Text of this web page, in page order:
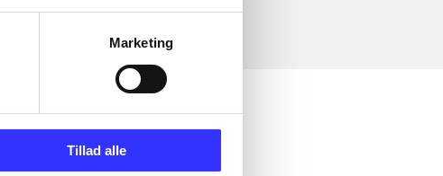
Marketing
Tillad alle